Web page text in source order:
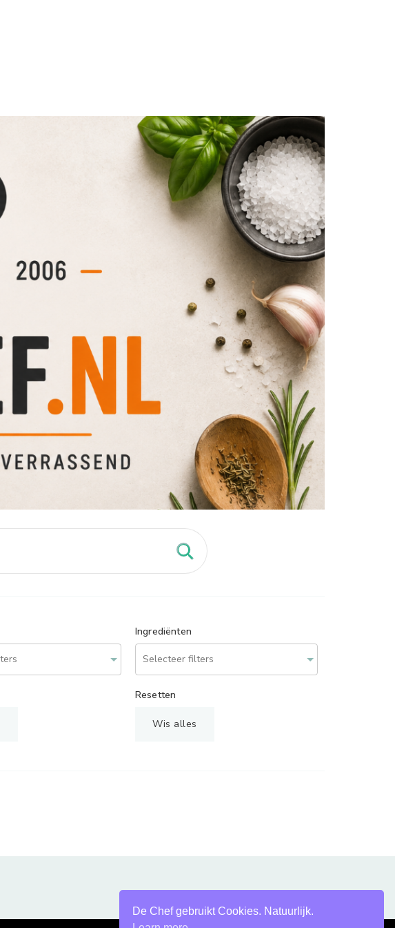
Ingrediënten
Resetten
Wis alles
De Chef gebruikt Cookies. Natuurlijk.